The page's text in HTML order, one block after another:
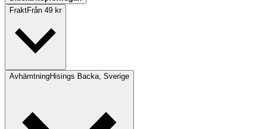
FraktFrån 49 kr
AvhämtningHisings Backa, Sverige